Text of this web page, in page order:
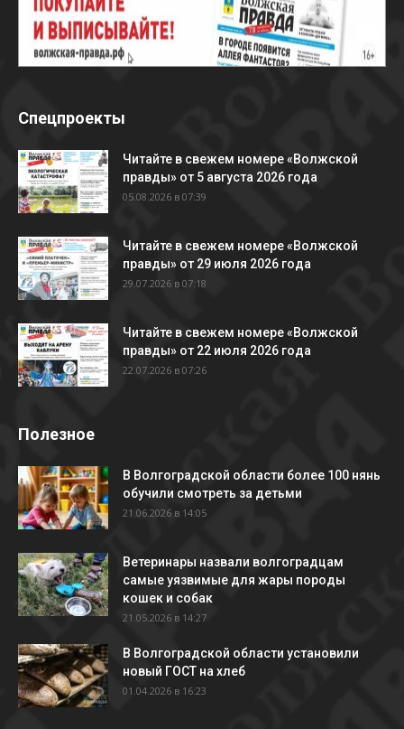
Спецпроекты
Читайте в свежем номере «Волжской
правды» от 5 августа 2026 года
05.08.2026 в 07:39
Читайте в свежем номере «Волжской
правды» от 29 июля 2026 года
29.07.2026 в 07:18
Читайте в свежем номере «Волжской
правды» от 22 июля 2026 года
22.07.2026 в 07:26
Полезное
В Волгоградской области более 100 нянь
обучили смотреть за детьми
21.06.2026 в 14:05
Ветеринары назвали волгоградцам
самые уязвимые для жары породы
кошек и собак
21.05.2026 в 14:27
В Волгоградской области установили
новый ГОСТ на хлеб
01.04.2026 в 16:23